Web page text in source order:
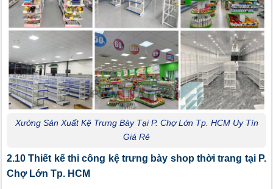
Xưởng Sản Xuất Kệ Trưng Bày Tại P. Chợ Lớn Tp. HCM Uy Tín
Giá Rẻ
2.10 Thiết kế thi công kệ trưng bày shop thời trang tại P.
Chợ Lớn Tp. HCM